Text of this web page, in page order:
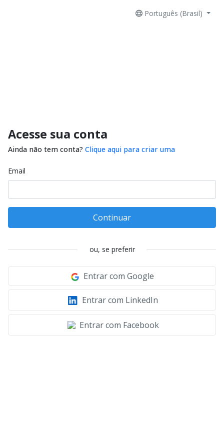
Português (Brasil)
Acesse sua conta
Ainda não tem conta? Clique aqui para criar uma
Email
Continuar
ou, se preferir
Entrar com Google
Entrar com LinkedIn
Entrar com Facebook